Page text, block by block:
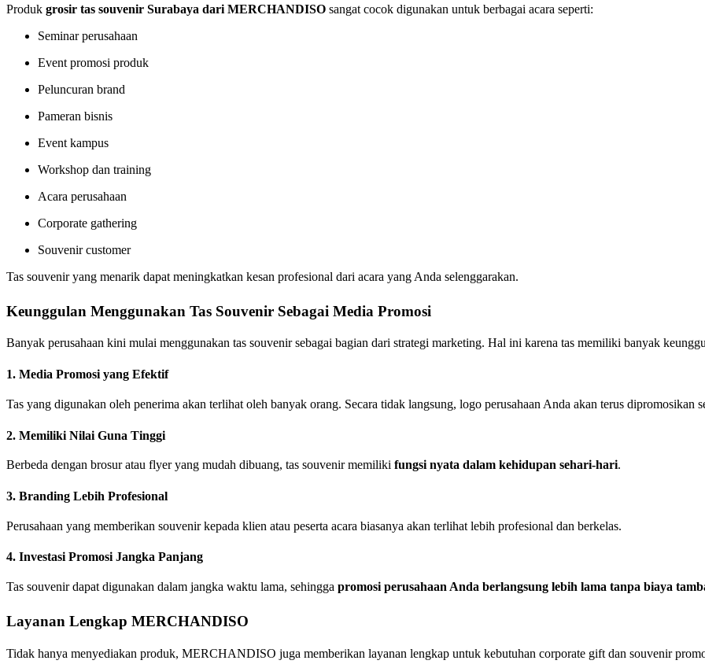
Produk grosir tas souvenir Surabaya dari MERCHANDISO sangat cocok digunakan untuk berbagai acara seperti:
Seminar perusahaan
Event promosi produk
Peluncuran brand
Pameran bisnis
Event kampus
Workshop dan training
Acara perusahaan
Corporate gathering
Souvenir customer
Tas souvenir yang menarik dapat meningkatkan kesan profesional dari acara yang Anda selenggarakan.
Keunggulan Menggunakan Tas Souvenir Sebagai Media Promosi
Banyak perusahaan kini mulai menggunakan tas souvenir sebagai bagian dari strategi marketing. Hal ini karena tas memiliki banyak
1. Media Promosi yang Efektif
Tas yang digunakan oleh penerima akan terlihat oleh banyak orang. Secara tidak langsung, logo perusahaan Anda akan terus dipromosikan
2. Memiliki Nilai Guna Tinggi
Berbeda dengan brosur atau flyer yang mudah dibuang, tas souvenir memiliki fungsi nyata dalam kehidupan sehari-hari.
3. Branding Lebih Profesional
Perusahaan yang memberikan souvenir kepada klien atau peserta acara biasanya akan terlihat lebih profesional dan berkelas.
4. Investasi Promosi Jangka Panjang
Tas souvenir dapat digunakan dalam jangka waktu lama, sehingga promosi perusahaan Anda berlangsung lebih lama tanpa biaya
Layanan Lengkap MERCHANDISO
Tidak hanya menyediakan produk, MERCHANDISO juga memberikan layanan lengkap untuk kebutuhan corporate gift dan souvenir